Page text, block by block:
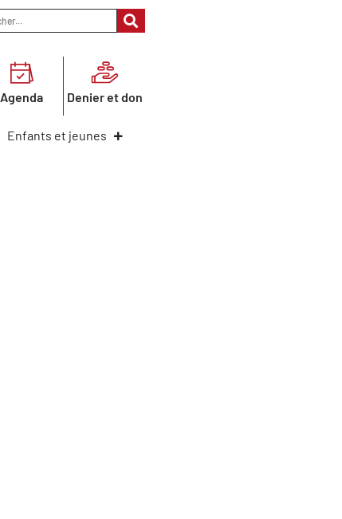
Agenda Denier et don
Enfants et jeunes